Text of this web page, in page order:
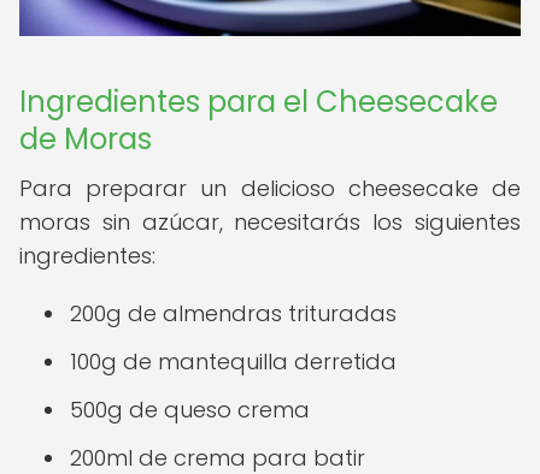
Ingredientes para el Cheesecake
de Moras
Para preparar un delicioso cheesecake de
moras sin azúcar, necesitarás los siguientes
ingredientes:
200g de almendras trituradas
100g de mantequilla derretida
500g de queso crema
200ml de crema para batir